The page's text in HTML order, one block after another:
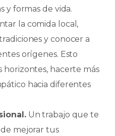
y formas de vida.
la comida local,
y conocer a
orígenes. Esto
hacerte más
hacia diferentes
Un trabajo que te
mejorar tus